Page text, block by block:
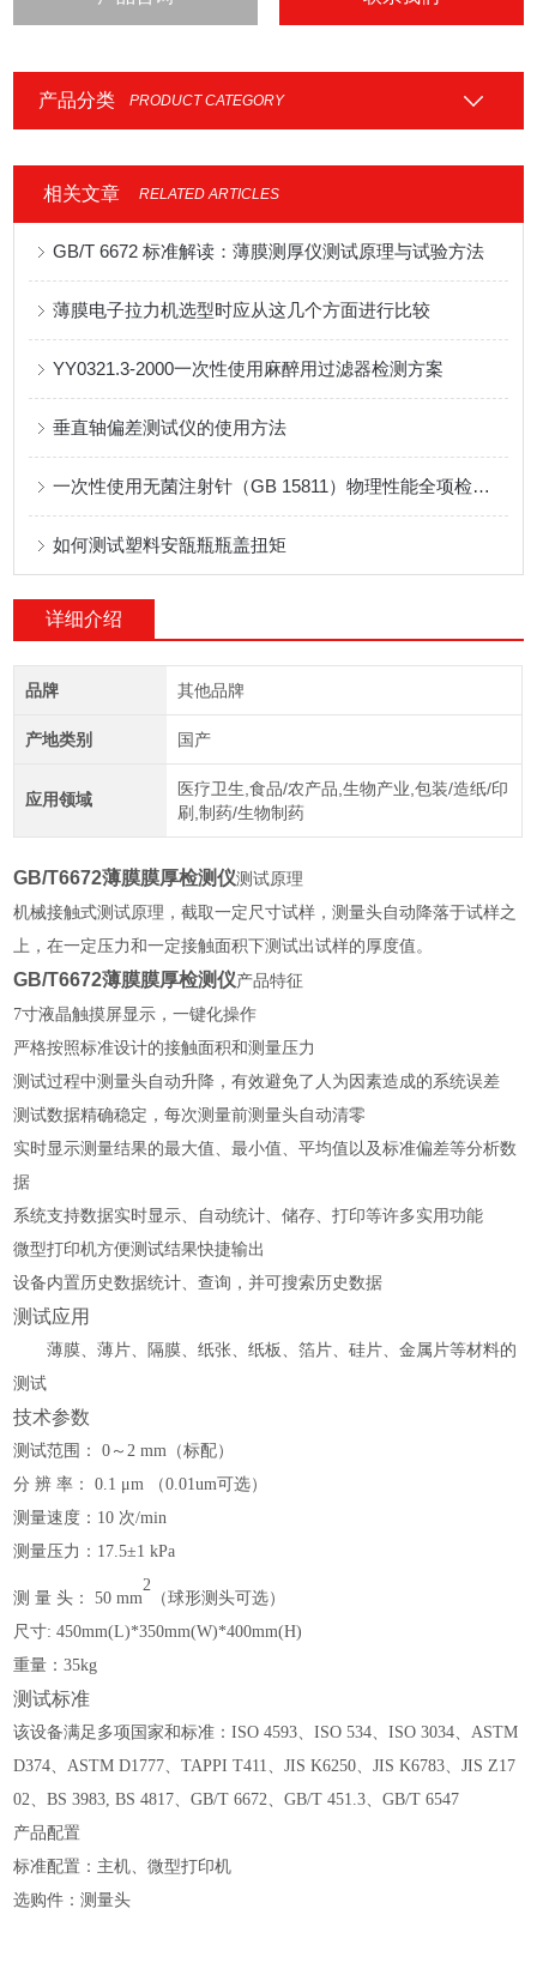
产品分类 PRODUCT CATEGORY
相关文章 RELATED ARTICLES
GB/T 6672 标准解读：薄膜测厚仪测试原理与试验方法
薄膜电子拉力机选型时应从这几个方面进行比较
YY0321.3-2000一次性使用麻醉用过滤器检测方案
垂直轴偏差测试仪的使用方法
一次性使用无菌注射针（GB 15811）物理性能全项检测仪器配置方案
如何测试塑料安瓿瓶瓶盖扭矩
详细介绍
品牌 其他品牌
产地类别 国产
应用领域
医疗卫生,食品/农产品,生物产业,包装/造纸/印
刷,制药/生物制药
GB/T6672薄膜膜厚检测仪测试原理
机械接触式测试原理，截取一定尺寸试样，测量头自动降落于试样之
上，在一定压力和一定接触面积下测试出试样的厚度值。
GB/T6672薄膜膜厚检测仪产品特征
7寸液晶触摸屏显示，一键化操作
严格按照标准设计的接触面积和测量压力
测试过程中测量头自动升降，有效避免了人为因素造成的系统误差
测试数据精确稳定，每次测量前测量头自动清零
实时显示测量结果的最大值、最小值、平均值以及标准偏差等分析数
据
系统支持数据实时显示、自动统计、储存、打印等许多实用功能
微型打印机方便测试结果快捷输出
设备内置历史数据统计、查询，并可搜索历史数据
测试应用
薄膜、薄片、隔膜、纸张、纸板、箔片、硅片、金属片等材料的
测试
技术参数
测试范围 ：
0～2 mm（标配）
分 辨 率 ： 0.1 μm （0.01um可选）
测量速度 ： 10 次/min
测量压力 ： 17.5±1 kPa
测 量 头 ： 50 mm
2
（球形测头可选）
尺寸:450mm(L)*350mm(W)*400mm(H)
重量：35kg
测试标准
该设备满足多项国家和标准：ISO 4593、ISO 534、ISO 3034、ASTM
D374、ASTM D1777、TAPPI T411、JIS K6250、JIS K6783、JIS Z17
02、BS 3983, BS 4817、GB/T 6672、GB/T 451.3、GB/T 6547
产品配置
标准配置：主机、微型打印机
选购件：测量头